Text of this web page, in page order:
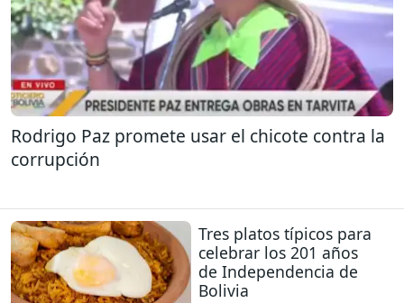
Rodrigo Paz promete usar el chicote contra la
corrupción
Tres platos típicos para
celebrar los 201 años
de Independencia de
Bolivia